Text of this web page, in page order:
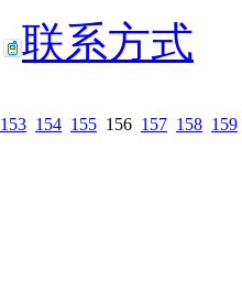
联系方式
153 154 155 156 157 158 159